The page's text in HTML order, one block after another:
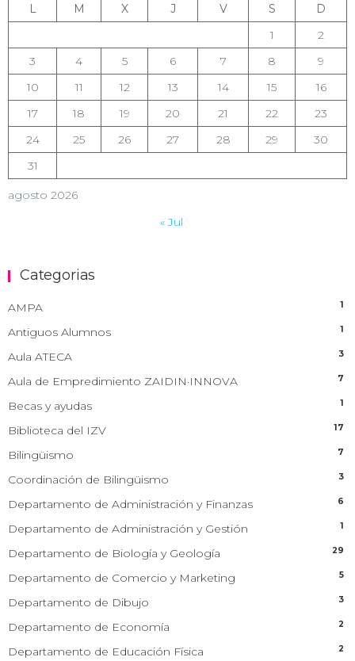
agosto 2026
L M X J V S
D
1
2
3
4 5 6 7 8
9
10
11 12 13 14 15
16
17
18 19 20 21 22
23
24
25 26 27 28 29
30
31
« Jul
Categorias
AMPA 1
Antiguos Alumnos 1
Aula ATECA 3
Aula de Empredimiento ZAIDIN·INNOVA 7
Becas y ayudas 1
Biblioteca del IZV 17
Bilingüismo 7
Coordinación de Bilingüismo 3
Departamento de Administración y Finanzas 6
Departamento de Administración y Gestión 1
Departamento de Biología y Geología 29
Departamento de Comercio y Marketing 5
Departamento de Dibujo 3
Departamento de Economía 2
Departamento de Educación Física 2